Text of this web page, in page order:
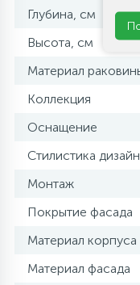
Глубина, см
Высота, см
Материал
Коллекция
Оснащение
Стилистика
Монтаж
Покрытие фасада
Материал корпуса
Материал фасада